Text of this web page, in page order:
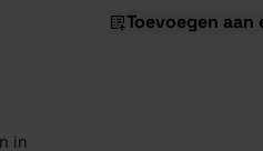
in
Toevoegen aan